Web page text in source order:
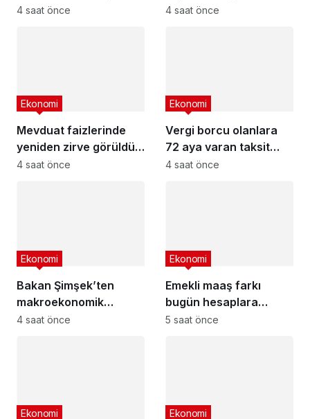
4 saat önce 4 saat önce
Mevduat faizlerinde
yeniden zirve görüldü :
3 milyon liranın aylık
Ekonomi
4 saat önce
Vergi borcu olanlara
72 aya varan taksit
fırsatı
Ekonomi
4 saat önce
Bakan Şimşek’ten
makroekonomik
istikrar açıklaması
Ekonomi
4 saat önce
Emekli maaş farkı
bugün hesaplara
yatıyor
Ekonomi
5 saat önce
Ekonomi Ekonomi